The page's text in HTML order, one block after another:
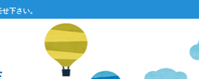
下さい。